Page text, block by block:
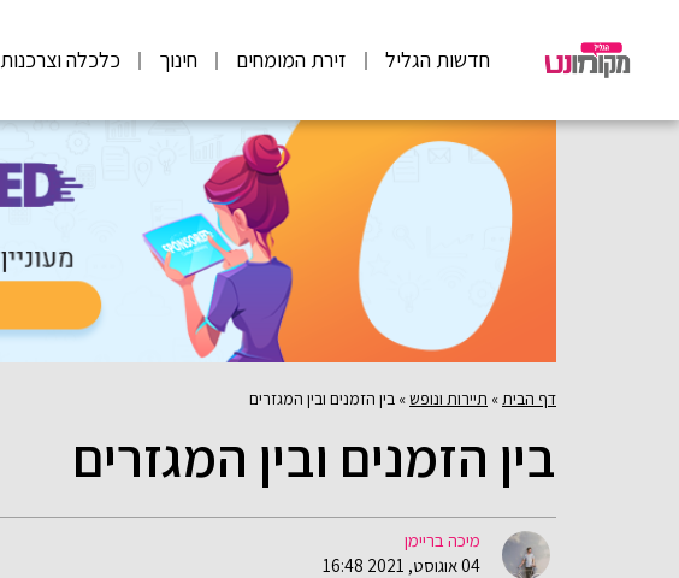
חדשות הגליל זירת המומחים חינוך כלכלה וצרכנות
דף הבית » תיירות ונופש» בין הזמנים ובין המגזרים
בין הזמנים ובין המגזרים
מיכה בריימן
04 אוגוסט, 2021 16:48